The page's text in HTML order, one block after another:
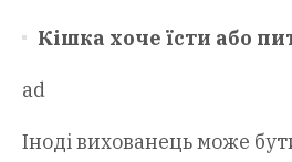
Кішка хоче їсти або
ad
Іноді вихованець може